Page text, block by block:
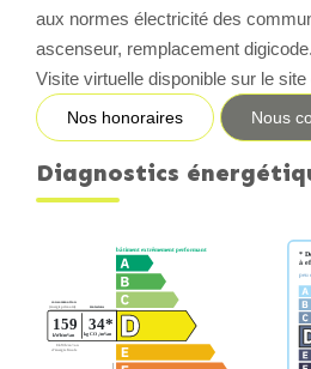
aux normes électricité des
ascenseur, remplacement
Visite virtuelle disponible sur le site
Nos honoraires Nous
Diagnostics